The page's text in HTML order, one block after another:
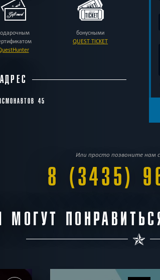
бонусными
QUEST TICKET
АДРЕС
45
Или просто позвоните нам
8 (3435)
МОГУТ